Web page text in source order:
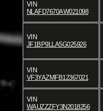
VIN
NLAFD7670AW021098
VIN
JF1BP9LLA5G025926
VIN
VF3YAZMFB12367021
VIN
WAUZZZFY3N2018256